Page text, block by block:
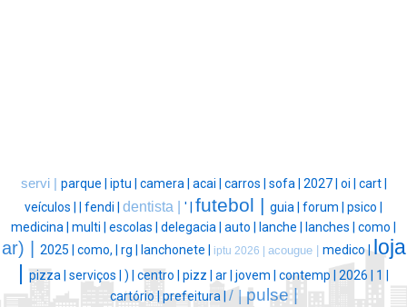
servi | parque | iptu | camera | acai | carros | sofa | 2027 | oi | cart |
veículos |
fendi | dentista | ' | futebol | guia | forum | psico |
medicina | multi | escolas | delegacia | auto | lanche | lanches | como |
ar) | 2025 | como, | rg | lanchonete | iptu 2026 | acougue | medico |loja
pizza | serviços | ) | centro | pizz | ar | jovem | contemp | 2026 | 1 |
cartório |prefeitura | / |pulse |